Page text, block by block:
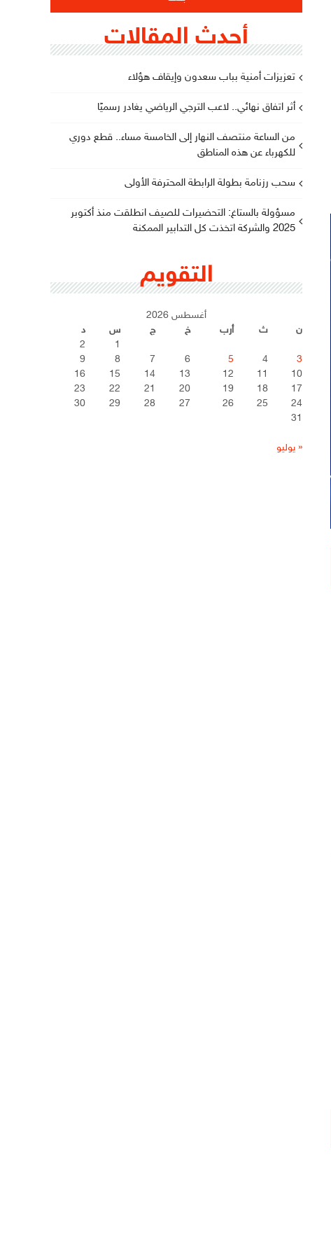
أحدث المقالات
تعزيزات أمنية بباب سعدون وإيقاف هؤلاء
أثر اتفاق نهائي.. لاعب الترجي الرياضي يغادر رسميًا
من الساعة منتصف النهار إلى الخامسة مساء.. قطع دوري
للكهرباء عن هذه المناطق
سحب رزنامة بطولة الرابطة المحترفة الأولى
مسؤولة بالستاغ: التحضيرات للصيف انطلقت منذ أكتوبر
2025 والشركة اتخذت كل التدابير الممكنة
التقويم
أغسطس 2026
ن
ث أرب خ ج س
د
1
2
3
4
5
6
7
8
9
10
11
12
13
14
15
16
17
18
19
20
21
22
23
24
25
26
27
28
29
30
31
« يوليو